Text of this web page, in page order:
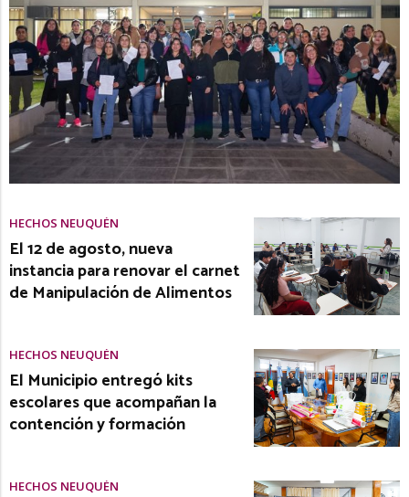
HECHOS NEUQUÉN
El 12 de agosto, nueva
instancia para renovar el carnet
de Manipulación de Alimentos
HECHOS NEUQUÉN
El Municipio entregó kits
escolares que acompañan la
contención y formación
HECHOS NEUQUÉN